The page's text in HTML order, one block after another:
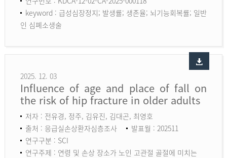
keyword : 급성심장정지; 발생률; 생존율; 뇌기능회복률; 일반
인 심폐소생술
2025. 12. 03
Influence of age and place of fall on
the risk of hip fracture in older adults
저자 : 전유경, 정주, 김유진, 김대곤, 최영호
출처 : 응급실손상환자심층조사
발표월 : 202511
연구구분 : SCI
연구주제 : 연령 및 손상 장소가 노인 고관절 골절에 미치는